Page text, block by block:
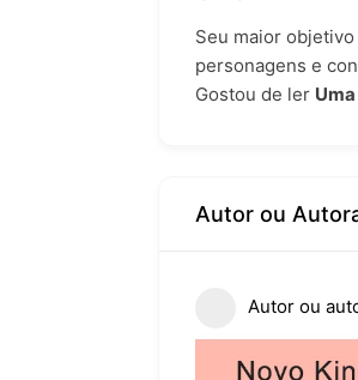
Seu maior
personagens e
Gostou de ler
Autor ou
Autor ou